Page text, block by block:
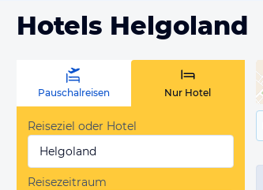
Hotels Helgoland
Pauschalreisen Nur Hotel
Reiseziel oder Hotel
Helgoland
Reisezeitraum